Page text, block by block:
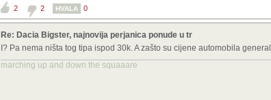
2 2 HVALA 0
Re: Dacia Bigster, najnovija perjanica ponude u tr
I? Pa nema ništa tog tipa ispod 30k. A zašto su cijene automobila
marching up and down the squaaare